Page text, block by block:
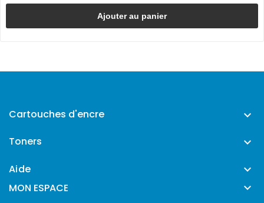
Ajouter au panier
Cartouches d'encre 
Toners 
Aide 
MON ESPACE 